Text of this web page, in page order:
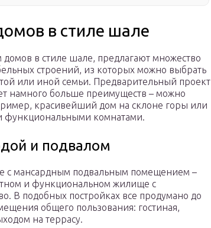
в стиле шале
в стиле шале, предлагают множество
строений, из которых можно выбрать
или иной семьи. Предварительный проект
намного больше преимуществ – можно
красивейший дом на склоне горы или
функциональными комнатами.
и подвалом
с мансардным подвальным помещением –
и функциональном жилище с
В подобных постройках все продумано до
общего пользования: гостиная,
на террасу.